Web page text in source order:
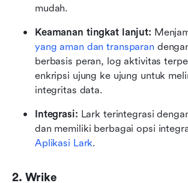
mudah.
Keamanan tingkat lanjut:
yang aman dan transparan
berbasis peran, log aktivitas
enkripsi ujung ke ujung untuk
integritas data.
Integrasi: Lark terintegrasi
dan memiliki berbagai opsi
Aplikasi Lark.
2. Wrike